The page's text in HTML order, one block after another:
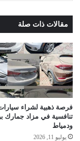
مقالات ذات صلة
فرصة ذهبية لشراء
تنافسية في مزاد جمارك
ودمياط
يوليو 11, 2026